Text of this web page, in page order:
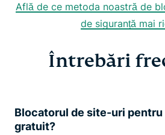
Află de ce metoda noastră de
de siguranță mai
Întrebări
Blocatorul de site-uri pentru
gratuit?